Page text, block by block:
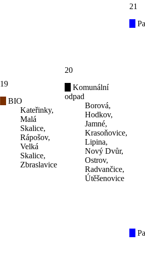
19
BIO
Kateřinky,
Malá
Skalice,
Rápošov,
Velká
Skalice,
Zbraslavice
20
Komunální
odpad
Borová,
Hodkov,
Jamné,
Krasoňovice,
Lipina,
Nový Dvůr,
Ostrov,
Radvančice,
Útěšenovice
21